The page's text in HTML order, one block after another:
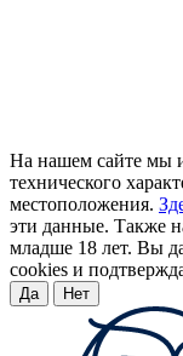
На нашем сайте мы
технического
местоположения.
эти данные. Также
младше 18 лет. Вы
cookies и
Да Нет